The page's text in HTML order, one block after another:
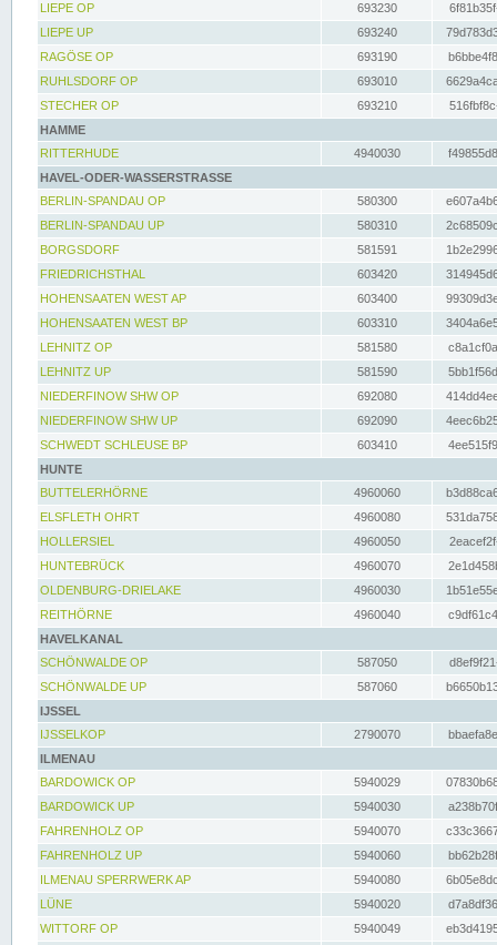
LIEPE OP
693230
LIEPE UP
693240
RAGÖSE OP
693190
RUHLSDORF OP
693010
STECHER OP
693210
HAMME
RITTERHUDE
4940030
HAVEL-ODER-WASSERSTRASSE
BERLIN-SPANDAU OP
580300
BERLIN-SPANDAU UP
580310
BORGSDORF
581591
FRIEDRICHSTHAL
603420
HOHENSAATEN WEST AP
603400
HOHENSAATEN WEST BP
603310
LEHNITZ OP
581580
LEHNITZ UP
581590
NIEDERFINOW SHW OP
692080
NIEDERFINOW SHW UP
692090
SCHWEDT SCHLEUSE BP
603410
HUNTE
BUTTELERHÖRNE
4960060
ELSFLETH OHRT
4960080
HOLLERSIEL
4960050
HUNTEBRÜCK
4960070
OLDENBURG-DRIELAKE
4960030
REITHÖRNE
4960040
HAVELKANAL
SCHÖNWALDE OP
587050
SCHÖNWALDE UP
587060
IJSSEL
IJSSELKOP
2790070
ILMENAU
BARDOWICK OP
5940029
BARDOWICK UP
5940030
FAHRENHOLZ OP
5940070
FAHRENHOLZ UP
5940060
ILMENAU SPERRWERK AP
5940080
LÜNE
5940020
WITTORF OP
5940049